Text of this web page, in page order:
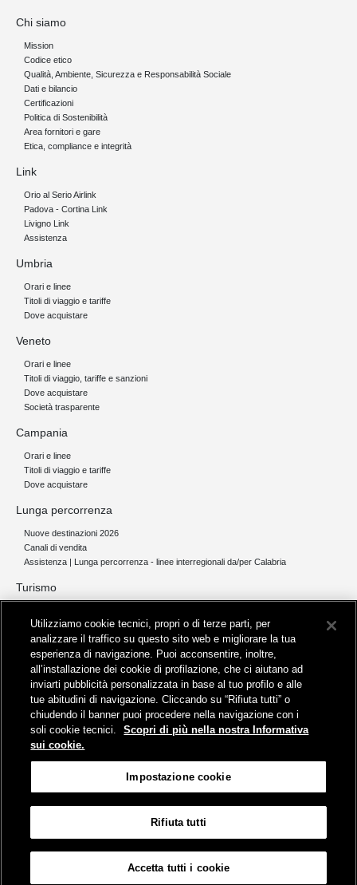
Chi siamo
Mission
Codice etico
Qualità, Ambiente, Sicurezza e Responsabilità Sociale
Dati e bilancio
Certificazioni
Politica di Sostenibilità
Area fornitori e gare
Etica, compliance e integrità
Link
Orio al Serio Airlink
Padova - Cortina Link
Livigno Link
Assistenza
Umbria
Orari e linee
Titoli di viaggio e tariffe
Dove acquistare
Veneto
Orari e linee
Titoli di viaggio, tariffe e sanzioni
Dove acquistare
Società trasparente
Campania
Orari e linee
Titoli di viaggio e tariffe
Dove acquistare
Lunga percorrenza
Nuove destinazioni 2026
Canali di vendita
Assistenza | Lunga percorrenza - linee interregionali da/per Calabria
Turismo
Servizi per aeroporti
Servizi di noleggio con conducente
Servizio di navigazione sul Lago Trasimeno
News e comunicati stampa
Comunicati stampa
Busitalia – Sita Nord
, Gruppo FS Italiane, è attiva nei servizi di
trasporto locale in Italia ed all'estero, che gestisce direttamente o
attraverso società controllate.
Viale Fratelli Rosselli, 80 - 50123 Firenze
© Gruppo FS Italiane 2019
Utilizziamo cookie tecnici, propri o di terze parti, per
analizzare il traffico su questo sito web e migliorare la tua
esperienza di navigazione. Puoi acconsentire, inoltre,
all’installazione dei cookie di profilazione, che ci aiutano ad
inviarti pubblicità personalizzata in base al tuo profilo e alle
tue abitudini di navigazione. Cliccando su “Rifiuta tutti” o
chiudendo il banner puoi procedere nella navigazione con i
soli cookie tecnici.
Scopri di più nella nostra Informativa
sui cookie.
Impostazione cookie
Rifiuta tutti
Accetta tutti i cookie